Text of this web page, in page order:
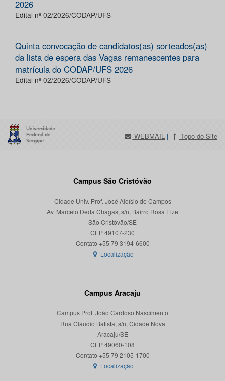
2026
Edital nº 02/2026/CODAP/UFS
Quinta convocação de candidatos(as) sorteados(as)
da lista de espera das Vagas remanescentes para
matrícula do CODAP/UFS 2026
Edital nº 02/2026/CODAP/UFS
WEBMAIL | Topo do Site
Campus São Cristóvão
Cidade Univ. Prof. José Aloísio de Campos
Av. Marcelo Deda Chagas, s/n, Bairro Rosa Elze
São Cristóvão/SE
CEP 49107-230
Localização
Campus Aracaju
Campus Prof. João Cardoso Nascimento
Rua Cláudio Batista, s/n, Cidade Nova
Aracaju/SE
CEP 49060-108
Localização